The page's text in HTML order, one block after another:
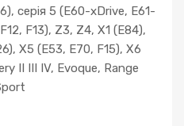
серія 5 (E60-xDrive, E61-
F13), Z3, Z4, X1 (E84),
X5 (E53, E70, F15), X6
II III IV, Evoque, Range